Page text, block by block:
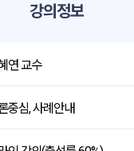
강의정보
연 교수
중심, 사례안내